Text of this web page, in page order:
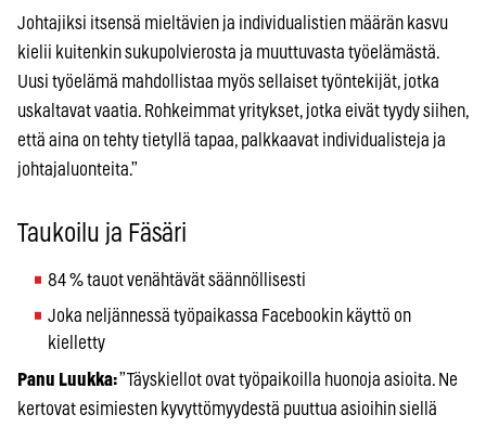
Johtajiksi itsensä mieltävien ja individualistien määrän kasvu
kielii kuitenkin sukupolvierosta ja muuttuvasta työelämästä.
Uusi työelämä mahdollistaa myös sellaiset työntekijät, jotka
uskaltavat vaatia. Rohkeimmat yritykset, jotka eivät tyydy siihen,
että aina on tehty tietyllä tapaa, palkkaavat individualisteja ja
johtajaluonteita.”
Taukoilu ja Fäsäri
84 % tauot venähtävät säännöllisesti
Joka neljännessä työpaikassa Facebookin käyttö on
kielletty
Panu Luukka:”Täyskiellot ovat työpaikoilla huonoja asioita. Ne
kertovat esimiesten kyvyttömyydestä puuttua asioihin siellä